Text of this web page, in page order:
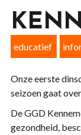
educatief
Onze eerste
seizoen gaat
De GGD
gezondheid,